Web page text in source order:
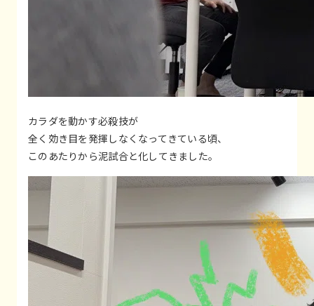
カラダを動かす必殺技が
全く効き目を発揮しなくなってきている頃、
このあたりから泥試合と化してきました。